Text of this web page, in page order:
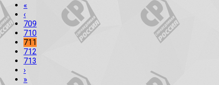
«
‹
709
710
711
712
713
›
»